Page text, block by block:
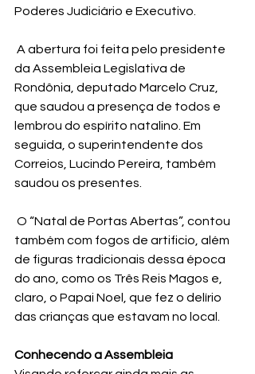
Poderes Judiciário e Executivo.
A abertura foi feita pelo presidente
da Assembleia Legislativa de
Rondônia, deputado Marcelo Cruz,
que saudou a presença de todos e
lembrou do espírito natalino. Em
seguida, o superintendente dos
Correios, Lucindo Pereira, também
saudou os presentes.
O “Natal de Portas Abertas”, contou
também com fogos de artificio, além
de figuras tradicionais dessa época
do ano, como os Três Reis Magos e,
claro, o Papai Noel, que fez o delírio
das crianças que estavam no local.
Conhecendo a Assembleia